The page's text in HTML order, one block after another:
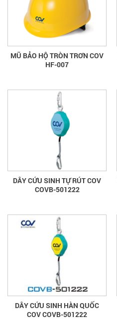
MŨ BẢO HỘ TRÒN TRƠN COV
HF-007
DÂY CỨU SINH TỰ RÚT COV
COVB-501222
DÂY CỨU SINH HÀN QUỐC
COV COVB-501222